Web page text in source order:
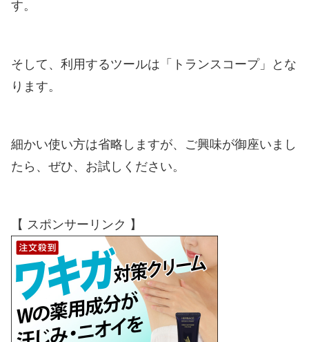
す。
そして、利用するツールは「トランスコープ」とな
ります。
細かい使い方は省略しますが、ご興味が御座いまし
たら、ぜひ、お試しください。
【 スポンサーリンク 】